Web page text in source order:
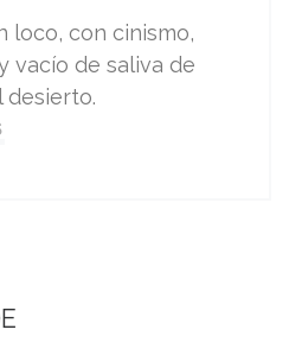
loco, con cinismo,
vacío de saliva de
desierto.